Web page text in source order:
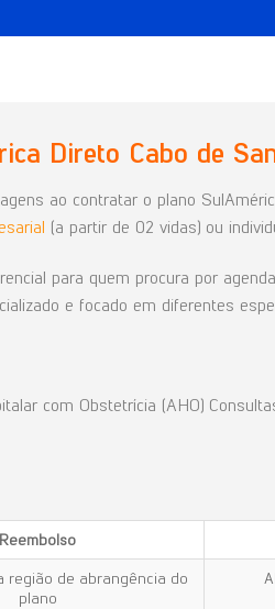
Direto Cabo de
ao contratar o plano
(a partir de 02 vidas) ou
para quem procura por
e focado em diferentes
com Obstetrícia (AHO)
Reembolso
região de abrangência do
plano